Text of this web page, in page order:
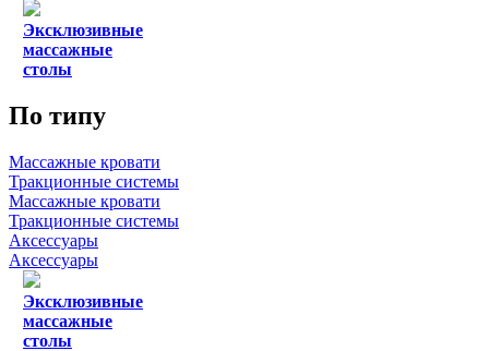
Эксклюзивные
массажные
столы
По типу
Массажные кровати
Тракционные системы
Массажные кровати
Тракционные системы
Аксессуары
Аксессуары
Эксклюзивные
массажные
столы